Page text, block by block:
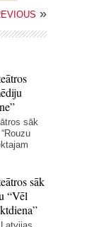
»
sāk
sāk
“Vēl